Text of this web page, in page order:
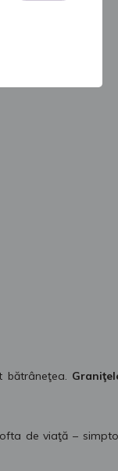
bătrâneţea.
de viaţă –